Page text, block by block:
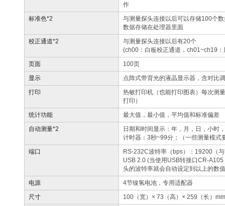
作
标准色*2
与测量探头连接以后可以存储100个
数据存储在处理器里面
校正通道*2
与测量探头连接以后有20个
(ch00：白板校正通道，ch01~ch19
页面
100页
显示
点阵式带背光的液晶显示器，含对比
打印
热敏打印机（也能打印图表）每次测
打印）
统计功能
最大值，最小值，平均值和标准偏差
自动测量*2
日期和时间显示：年，月，日，小时
计时器：3秒~99分；（一些测量模式
端口
RS-232C波特率（bps）：19200（
USB 2.0 (当使用USB转接口CR-
头的波特率就会自动设定到以上的数值
电源
4节镍氢电池，专用适配器
尺寸
100（宽）× 73（高）× 259（长）mm